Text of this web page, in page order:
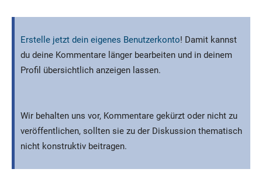
Erstelle jetzt dein eigenes Benutzerkonto! Damit kannst
du deine Kommentare länger bearbeiten und in deinem
Profil übersichtlich anzeigen lassen.
Wir behalten uns vor, Kommentare gekürzt oder nicht zu
veröffentlichen, sollten sie zu der Diskussion thematisch
nicht konstruktiv beitragen.